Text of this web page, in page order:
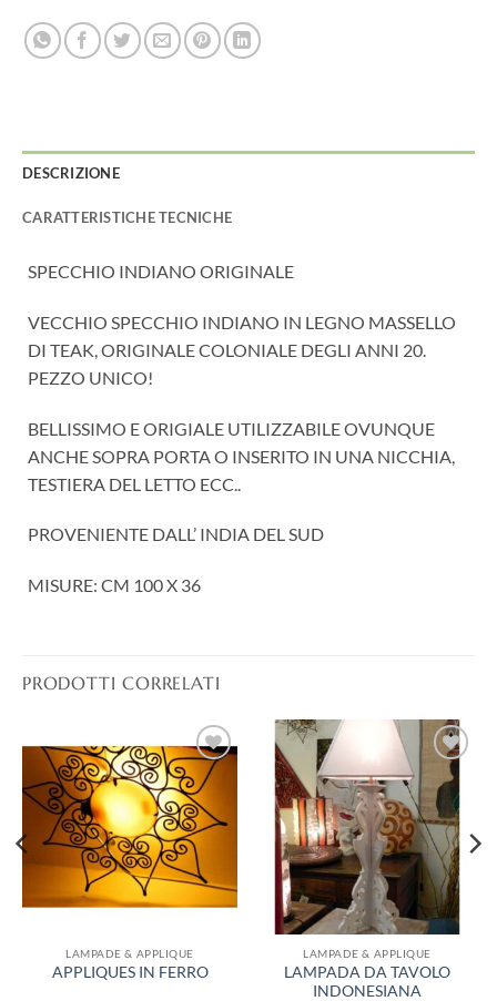
DESCRIZIONE
CARATTERISTICHE TECNICHE
SPECCHIO INDIANO ORIGINALE
VECCHIO SPECCHIO INDIANO IN LEGNO MASSELLO
DI TEAK, ORIGINALE COLONIALE DEGLI ANNI 20.
PEZZO UNICO!
BELLISSIMO E ORIGIALE UTILIZZABILE OVUNQUE
ANCHE SOPRA PORTA O INSERITO IN UNA NICCHIA,
TESTIERA DEL LETTO ECC..
PROVENIENTE DALL’ INDIA DEL SUD
MISURE: CM 100 X 36
PRODOTTI CORRELATI
Aggiungi
alla lista
dei
desideri
LAMPADE & APPLIQUE
APPLIQUES IN FERRO
Aggiungi
alla lista
dei
desideri
LAMPADE & APPLIQUE
LAMPADA DA TAVOLO
INDONESIANA